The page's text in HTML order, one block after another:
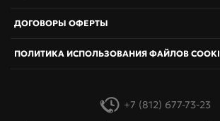
ДОГОВОРЫ ОФЕРТЫ
ПОЛИТИКА ИСПОЛЬЗОВАНИЯ ФАЙЛОВ
+7 (812) 677-73-23